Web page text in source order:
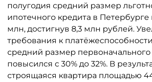
полугодия средний размер
ипотечного кредита в Петербурге
млн, достигнув 8,3 млн рублей.
требования к
средний размер первоначального
повысился с 30% до 32%. В
строящаяся квартира площадью